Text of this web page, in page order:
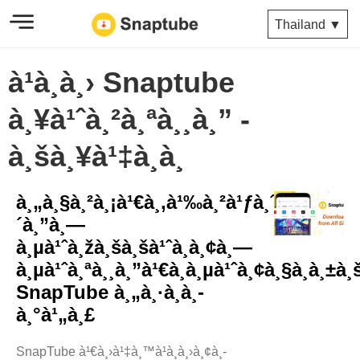
Thailand ▼
à¹à¸­à¸› Snaptube
à¸¥à¹ˆà¸²à¸ªà¸¸à¸” -
à¸šà¸¥à¹‡à¸­à¸
à¸„à¸§à¸²à¸¡à¹€à¸‚à¹‰à¸²à¹ƒà¸ˆà¸œà¸
´à¸”à¸—
à¸µà¹ˆà¸žà¸šà¸šà¹ˆà¸­à¸¢à¸—
SnapTube à¸„à¸·à¸­à¸­
à¸°à¹„à¸£
SnapTube à¹€à¸›à¹‡à¸™à¹à¸­à¸›à¸¢à¸­